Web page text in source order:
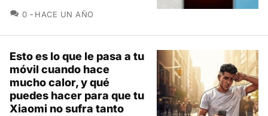
0 COMENTARIOS
HACE UN AÑO
Esto es lo que le pasa a tu
móvil cuando hace
mucho calor, y qué
puedes hacer para que tu
Xiaomi no sufra tanto